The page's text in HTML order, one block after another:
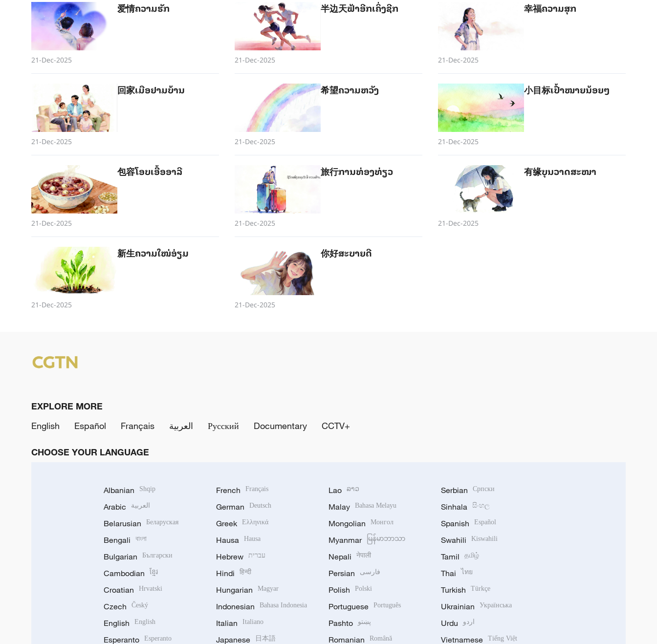
爱情ຄວາມ​ຮັກ
21-Dec-2025
半边天ຟ້າ​ອີກ​ເຄິ່ງ​ຊີກ
21-Dec-2025
幸福ຄວາມ​ສຸກ
21-Dec-2025
回家ເມືອ​ຢາມ​ບ້ານ
21-Dec-2025
​希望ຄວາມ​ຫວັງ
21-Dec-2025
小目标ເປົ້າ​ໝາຍ​ນ້ອຍໆ
21-Dec-2025
包容ໂອບ​ເອື້ອ​ອາ​ລີ
21-Dec-2025
旅行ການ​ທ່ອງ​ທ່ຽວ
21-Dec-2025
有缘ບຸນ​ວາດ​ສະ​ໜາ
21-Dec-2025
新生ຄວາມ​ໃໝ່​ອ່ຽມ
21-Dec-2025
你好ສະ​ບາຍ​ດີ
21-Dec-2025
EXPLORE MORE
English
Español Français العربية Русский Documentary CCTV+
CHOOSE YOUR LANGUAGE
Albanian Shqip
Arabic العربية
Belarusian Беларуская
Bengali বাংলা
Bulgarian Български
Cambodian ខ្មែរ
Croatian Hrvatski
Czech Český
English English
Esperanto Esperanto
French Français
German Deutsch
Greek Ελληνικά
Hausa Hausa
Hebrew עברית
Hindi हिन्दी
Hungarian Magyar
Indonesian Bahasa Indonesia
Italian Italiano
Japanese 日本語
Lao ລາວ
Malay Bahasa Melayu
Mongolian Монгол
Myanmar မြန်မာဘာသာ
Nepali नेपाली
Persian فارسی
Polish Polski
Portuguese Português
Pashto پښتو
Romanian Română
Serbian Српски
Sinhala සිංහල
Spanish Español
Swahili Kiswahili
Tamil தமிழ்
Thai ไทย
Turkish Türkçe
Ukrainian Українська
Urdu اردو
Vietnamese Tiếng Việt